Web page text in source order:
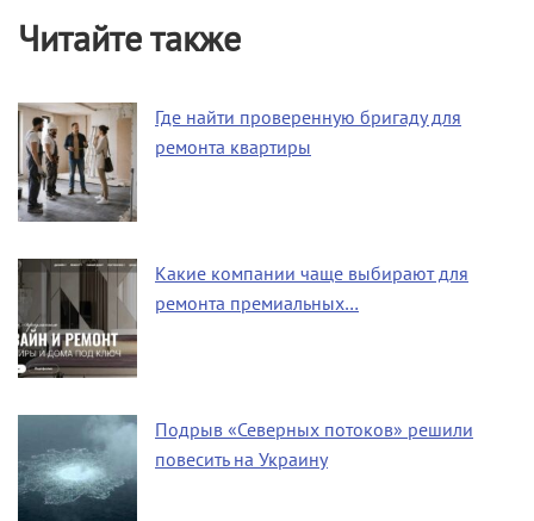
Читайте также
Где найти проверенную бригаду для
ремонта квартиры
Какие компании чаще выбирают для
ремонта премиальных…
Подрыв «Северных потоков» решили
повесить на Украину